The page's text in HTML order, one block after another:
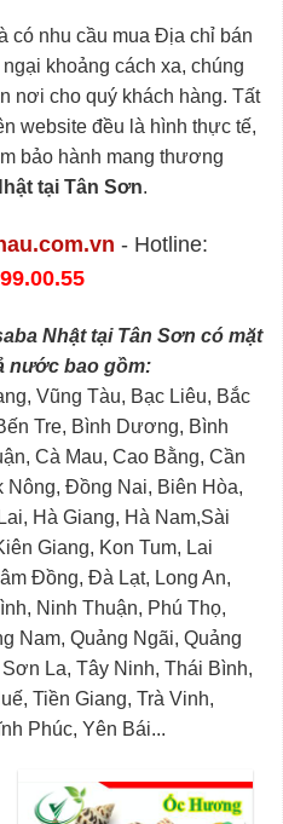
có nhu cầu mua Địa chỉ bán
khoảng cách xa, chúng
nơi cho quý khách hàng. Tất
website đều là hình thực tế,
bảo hành mang thương
tại Tân Sơn.
- Hotline:
Nhật tại Tân Sơn có mặt
nước bao gồm:
Vũng Tàu, Bạc Liêu, Bắc
Tre, Bình Dương, Bình
Cà Mau, Cao Bằng, Cần
Đồng Nai, Biên Hòa,
Hà Giang, Hà Nam,Sài
Giang, Kon Tum, Lai
Đồng, Đà Lạt, Long An,
Ninh Thuận, Phú Thọ,
Nam, Quảng Ngãi, Quảng
La, Tây Ninh, Thái Bình,
Tiền Giang, Trà Vinh,
Phúc, Yên Bái...